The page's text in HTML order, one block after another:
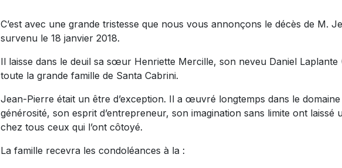
C’est avec une grande tristesse que nous vous annonçons le décès de M.
survenu le 18 janvier 2018.
Il laisse dans le deuil sa sœur Henriette Mercille, son neveu Daniel Laplante
toute la grande famille de Santa Cabrini.
Jean-Pierre était un être d’exception. Il a œuvré longtemps dans le
générosité, son esprit d’entrepreneur, son imagination sans limite ont laissé
chez tous ceux qui l’ont côtoyé.
La famille recevra les condoléances à la :